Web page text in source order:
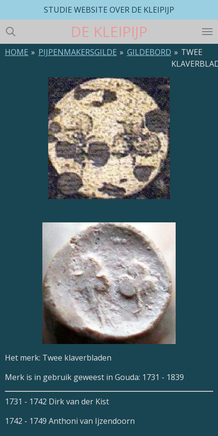
direct
naar
de
hoofdinhoud
DE KLEIPIJP
STUDIE WEBSITE OVER DE KLEIPIJP
HOME » PIJPENMAKERSGILDE » GILDEBORD » TWEE
Het merk: Twee klaverbladen
Merk is in gebruik geweest in Gouda: 1731 - 1839
1731 - 1742 Dirk van der Kist
1742 - 1749 Anthoni van Ijzendoorn